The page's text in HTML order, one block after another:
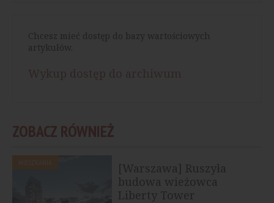
Chcesz mieć dostęp do bazy wartościowych
artykułów.
ZOBACZ RÓWNIEŻ
[Warszawa] Ruszyła
budowa wieżowca
Liberty Tower